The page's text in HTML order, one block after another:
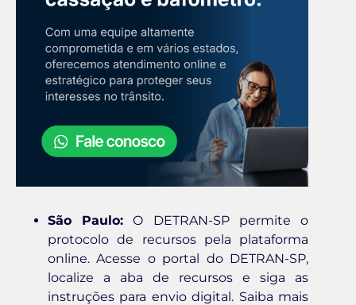
São Paulo: O DETRAN-SP permite o
protocolo de recursos pela plataforma
online. Acesse o portal do DETRAN-SP,
localize a aba de recursos e siga as
instruções para envio digital. Saiba mais